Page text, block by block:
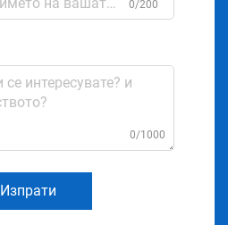
0/200
0/1000
Изпрати